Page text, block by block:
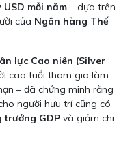
mỗi năm – dựa trên
của Ngân hàng Thế
lực Cao niên (Silver
cao tuổi tham gia làm
– đã chứng minh rằng
người hưu trí cũng có
trưởng GDP và giảm chi